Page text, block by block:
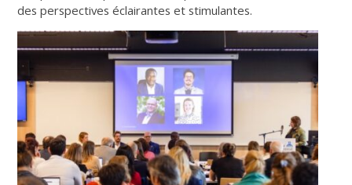
des perspectives éclairantes et stimulantes.